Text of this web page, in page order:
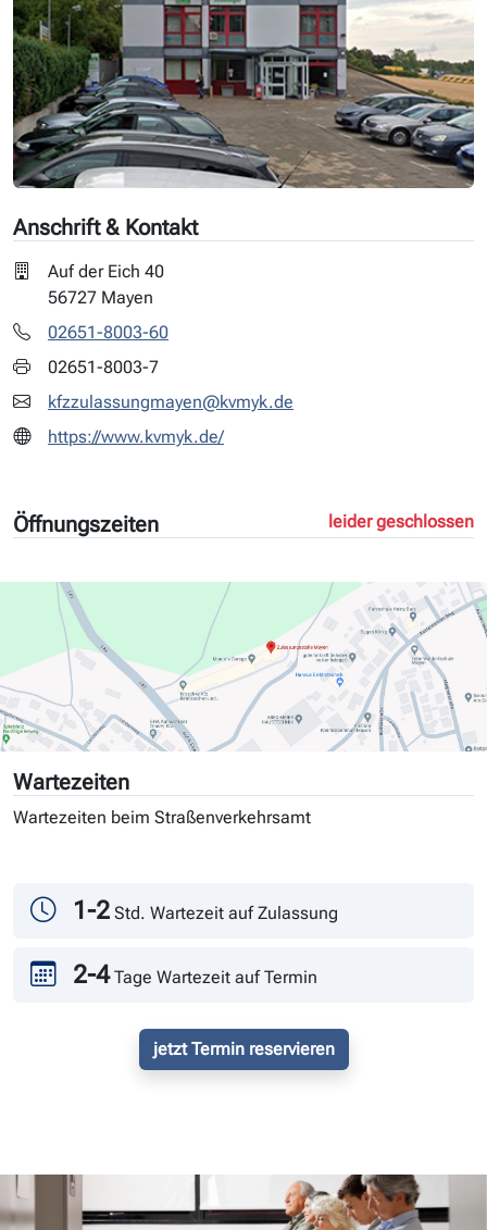
Anschrift & Kontakt
Auf der Eich 40
56727 Mayen
02651-8003-60
02651-8003-7
kfzzulassungmayen@kvmyk.de
https://www.kvmyk.de/
Öffnungszeiten leider geschlossen
Wartezeiten
Wartezeiten beim Straßenverkehrsamt
Andrang
1-2 Std. Wartezeit auf Zulassung
2-4 Tage Wartezeit auf Termin
jetzt Termin reservieren